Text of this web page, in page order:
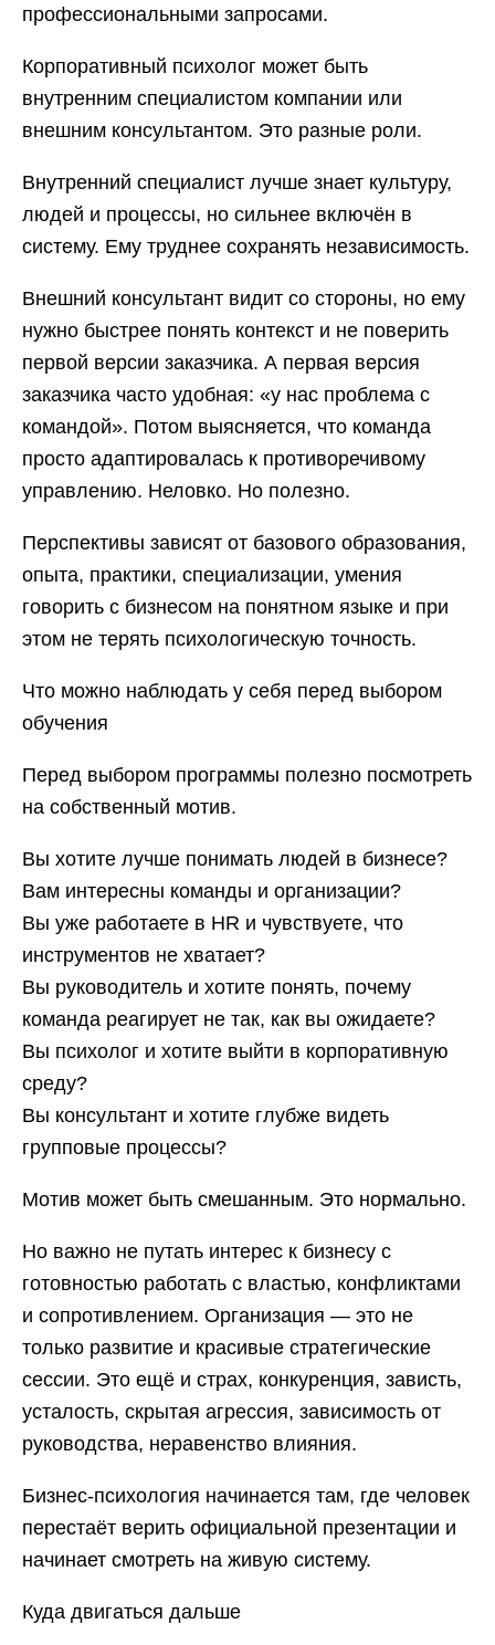
профессиональными запросами.
Корпоративный психолог может быть
внутренним специалистом компании или
внешним консультантом. Это разные роли.
Внутренний специалист лучше знает культуру,
людей и процессы, но сильнее включён в
систему. Ему труднее сохранять независимость.
Внешний консультант видит со стороны, но ему
нужно быстрее понять контекст и не поверить
первой версии заказчика. А первая версия
заказчика часто удобная: «у нас проблема с
командой». Потом выясняется, что команда
просто адаптировалась к противоречивому
управлению. Неловко. Но полезно.
Перспективы зависят от базового образования,
опыта, практики, специализации, умения
говорить с бизнесом на понятном языке и при
этом не терять психологическую точность.
Что можно наблюдать у себя перед выбором
обучения
Перед выбором программы полезно посмотреть
на собственный мотив.
Вы хотите лучше понимать людей в бизнесе?
Вам интересны команды и организации?
Вы уже работаете в HR и чувствуете, что
инструментов не хватает?
Вы руководитель и хотите понять, почему
команда реагирует не так, как вы ожидаете?
Вы психолог и хотите выйти в корпоративную
среду?
Вы консультант и хотите глубже видеть
групповые процессы?
Мотив может быть смешанным. Это нормально.
Но важно не путать интерес к бизнесу с
готовностью работать с властью, конфликтами
и сопротивлением. Организация — это не
только развитие и красивые стратегические
сессии. Это ещё и страх, конкуренция, зависть,
усталость, скрытая агрессия, зависимость от
руководства, неравенство влияния.
Бизнес-психология начинается там, где человек
перестаёт верить официальной презентации и
начинает смотреть на живую систему.
Куда двигаться дальше